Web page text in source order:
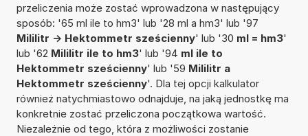
przeliczenia może zostać wprowadzona w następujący
sposób: '65 ml ile to hm3' lub '28 ml a hm3' lub '97
Mililitr -> Hektommetr sześcienny' lub '30 ml = hm3'
lub '62 Mililitr ile to hm3' lub '94 ml ile to
Hektommetr sześcienny' lub '59 Mililitr a
Hektommetr sześcienny'. Dla tej opcji kalkulator
również natychmiastowo odnajduje, na jaką jednostkę ma
konkretnie zostać przeliczona początkowa wartość.
Niezależnie od tego, która z możliwości zostanie